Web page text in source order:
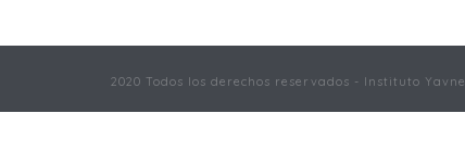
2020 Todos los derechos reservados - Instituto Yavne.